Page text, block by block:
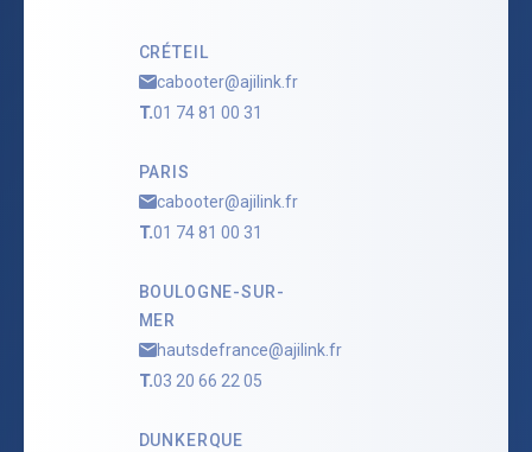
CRÉTEIL
cabooter@ajilink.fr
T.01 74 81 00 31
PARIS
cabooter@ajilink.fr
T.01 74 81 00 31
BOULOGNE-SUR-
MER
hautsdefrance@ajilink.fr
T.03 20 66 22 05
DUNKERQUE